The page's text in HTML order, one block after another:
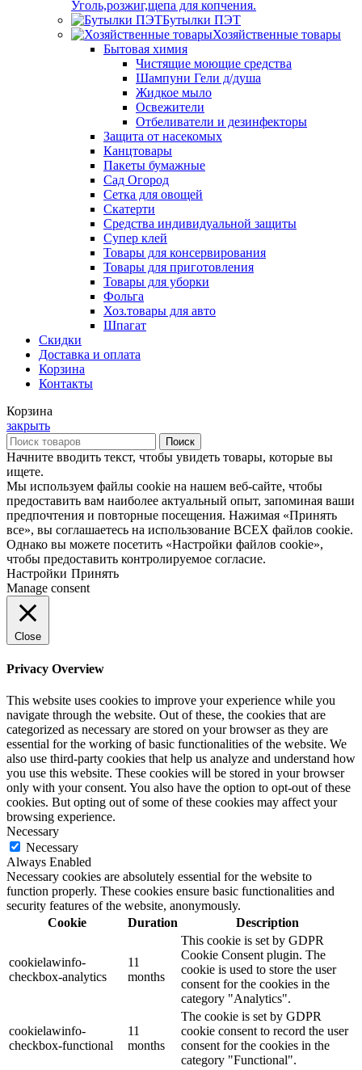
Уголь,розжиг,щепа для копчения.
Бутылки ПЭТ
Хозяйственные товары
Бытовая химия
Чистящие моющие средства
Шампуни Гели д/душа
Жидкое мыло
Освежители
Отбеливатели и дезинфекторы
Защита от насекомых
Канцтовары
Пакеты бумажные
Сад Огород
Сетка для овощей
Скатерти
Средства индивидуальной защиты
Супер клей
Товары для консервирования
Товары для приготовления
Товары для уборки
Фольга
Хоз.товары для авто
Шпагат
Скидки
Доставка и оплата
Корзина
Контакты
Корзина
закрыть
Поиск
Начните вводить текст, чтобы увидеть товары, которые вы
ищете.
Мы используем файлы cookie на нашем веб-сайте, чтобы
предоставить вам наиболее актуальный опыт, запоминая ваши
предпочтения и повторные посещения. Нажимая «Принять
все», вы соглашаетесь на использование ВСЕХ файлов cookie.
Однако вы можете посетить «Настройки файлов cookie»,
чтобы предоставить контролируемое согласие.
Настройки Принять
Manage consent
Close
Privacy Overview
This website uses cookies to improve your experience while you
navigate through the website. Out of these, the cookies that are
categorized as necessary are stored on your browser as they are
essential for the working of basic functionalities of the website. We
also use third-party cookies that help us analyze and understand how
you use this website. These cookies will be stored in your browser
only with your consent. You also have the option to opt-out of these
cookies. But opting out of some of these cookies may affect your
browsing experience.
Necessary
Necessary
Always Enabled
Necessary cookies are absolutely essential for the website to
function properly. These cookies ensure basic functionalities and
security features of the website, anonymously.
Cookie
Duration Description
cookielawinfo-
checkbox-analytics
11
months
This cookie is set by GDPR
Cookie Consent plugin. The
cookie is used to store the user
consent for the cookies in the
category "Analytics".
cookielawinfo-
checkbox-functional
11
months
The cookie is set by GDPR
cookie consent to record the user
consent for the cookies in the
category "Functional".